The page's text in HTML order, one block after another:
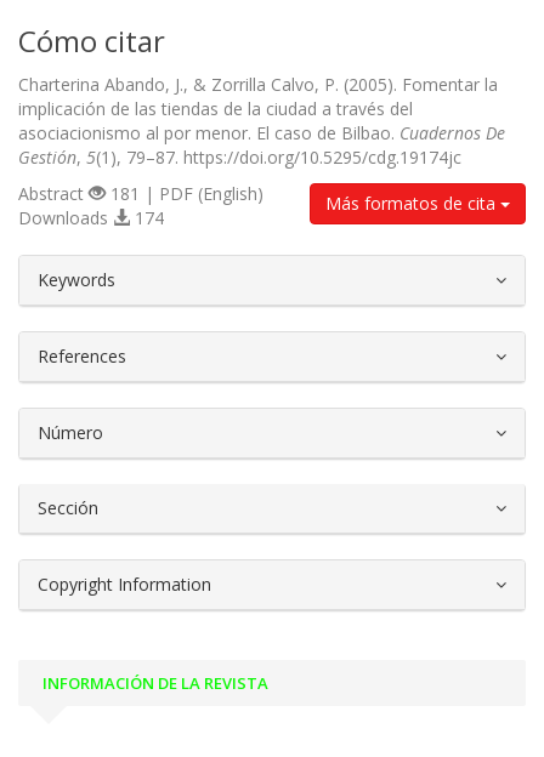
Cómo citar
Charterina Abando, J., & Zorrilla Calvo, P. (2005). Fomentar la
implicación de las tiendas de la ciudad a través del
asociacionismo al por menor. El caso de Bilbao. Cuadernos De
Gestión, 5(1), 79–87. https://doi.org/10.5295/cdg.19174jc
Más formatos de cita
Abstract
181 | PDF (English)
Downloads
174
Keywords
References
Número
Sección
Copyright Information
INFORMACIÓN DE LA REVISTA